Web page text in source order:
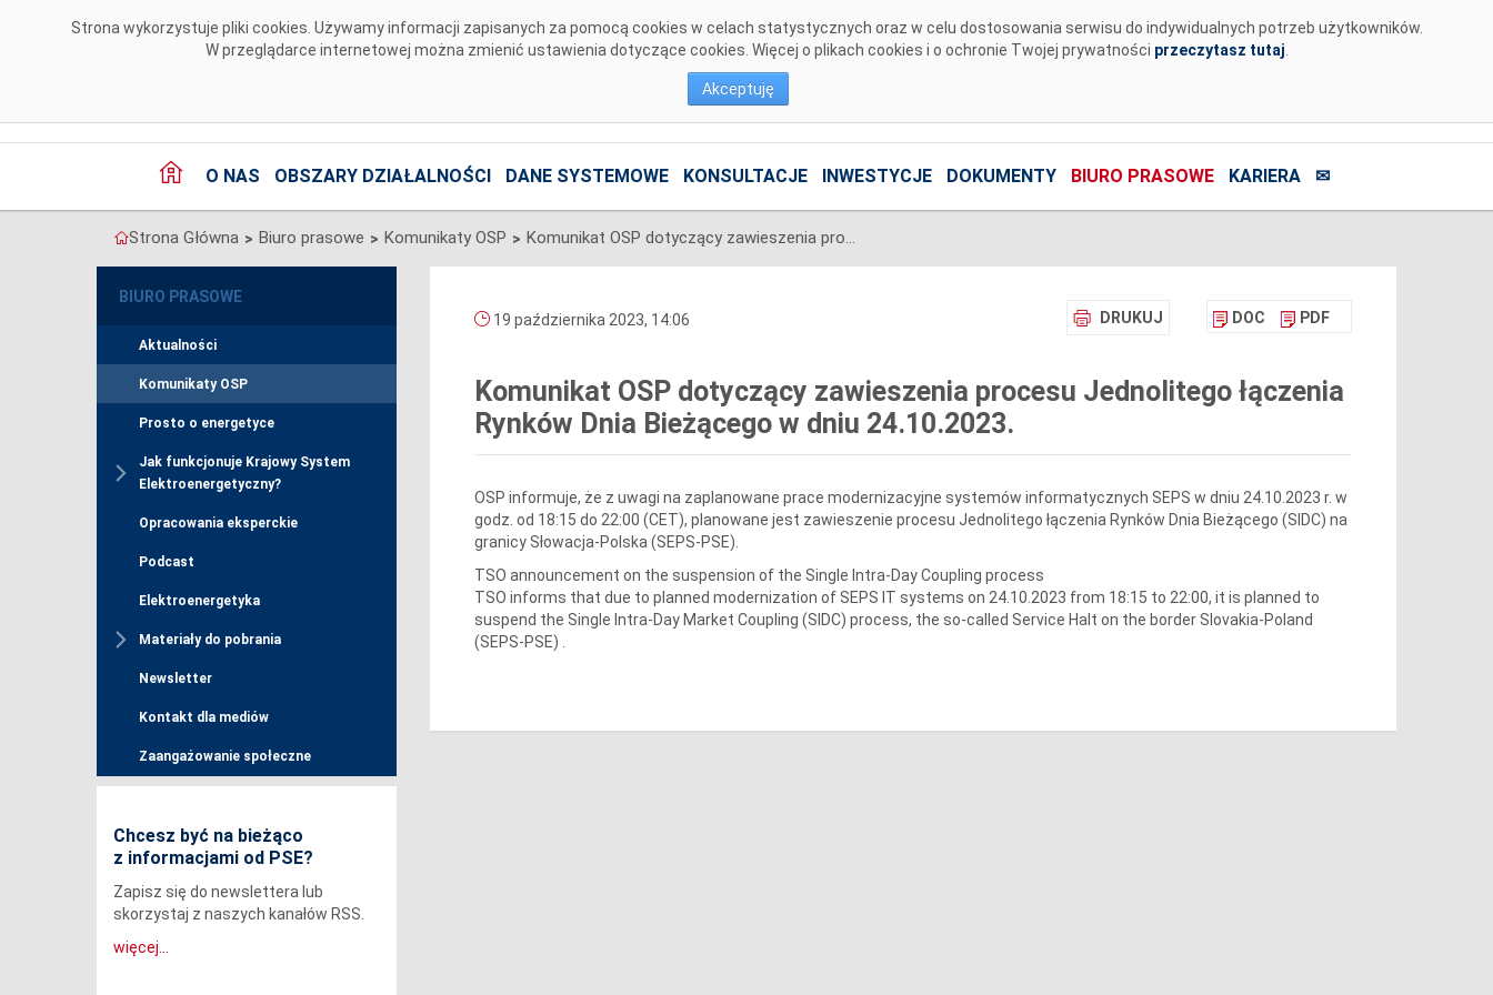
Strona wykorzystuje pliki cookies. Używamy informacji zapisanych za pomocą cookies w celach statystycznych oraz w celu dostosowania serwisu do indywidualnych potrzeb użytkowników.
W przeglądarce internetowej można zmienić ustawienia dotyczące cookies. Więcej o plikach cookies i o ochronie Twojej prywatności przeczytasz tutaj
Akceptuję
O NAS OBSZARY DZIAŁALNOŚCI DANE SYSTEMOWE KONSULTACJE INWESTYCJE DOKUMENTY BIURO PRASOWE KARIERA ✉
Strona Główna > Biuro prasowe > Komunikaty OSP > Komunikat OSP dotyczący zawieszenia procesu Jednolitego łączenia Rynków Dnia Bieżącego w dniu 24.10.2023.
BIURO PRASOWE
Aktualności
Komunikaty OSP
Prosto o energetyce
Jak funkcjonuje Krajowy System
Elektroenergetyczny?
Opracowania eksperckie
Podcast
Elektroenergetyka
Materiały do pobrania
Newsletter
Kontakt dla mediów
Zaangażowanie społeczne
Chcesz być na bieżąco
z informacjami od PSE?
Zapisz się do newslettera lub
skorzystaj z naszych kanałów RSS.
więcej...
DRUKUJ DOC PDF
19 października 2023, 14:06
Komunikat OSP dotyczący zawieszenia procesu Jednolitego łączenia
Rynków Dnia Bieżącego w dniu 24.10.2023.
OSP informuje, że z uwagi na zaplanowane prace modernizacyjne systemów informatycznych SEPS w dniu 24.10.2023 r. w
godz. od 18:15 do 22:00 (CET), planowane jest zawieszenie procesu Jednolitego łączenia Rynków Dnia Bieżącego (SIDC) na
granicy Słowacja-Polska (SEPS-PSE).
TSO announcement on the suspension of the Single Intra-Day Coupling process
TSO informs that due to planned modernization of SEPS IT systems on 24.10.2023 from 18:15 to 22:00, it is planned to
suspend the Single Intra-Day Market Coupling (SIDC) process, the so-called Service Halt on the border Slovakia-Poland
(SEPS-PSE) .